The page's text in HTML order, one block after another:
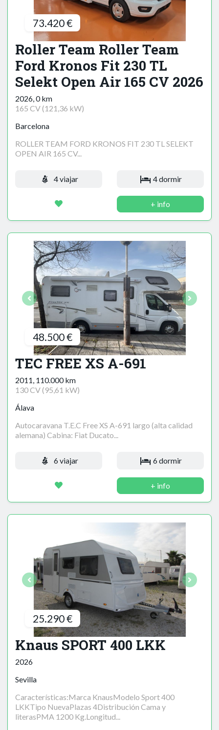
73.420 €
Roller Team Roller Team
Ford Kronos Fit 230 TL
Selekt Open Air 165 CV 2026
2026, 0 km
165 CV (121,36 kW)
Barcelona
ROLLER TEAM FORD KRONOS FIT 230 TL SELEKT
OPEN AIR 165 CV...
4 viajar 4 dormir
+ info
48.500 €
TEC FREE XS A-691
2011, 110.000 km
130 CV (95,61 kW)
Álava
Autocaravana T.E.C Free XS A-691 largo (alta calidad
alemana) Cabina: Fiat Ducato...
6 viajar 6 dormir
+ info
25.290 €
Knaus SPORT 400 LKK
2026
Sevilla
Características:Marca KnausModelo Sport 400
LKKTipo NuevaPlazas 4Distribución Cama y
literasPMA 1200 Kg.Longitud...